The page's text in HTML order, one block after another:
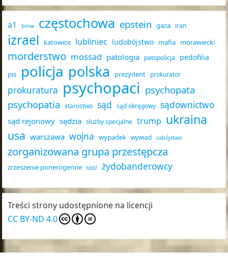
a1 bmw częstochowa epstein gaza iran
izrael katowice lubliniec ludobójstwo mafia morawiecki
morderstwo mossad patologia patopolicja pedofilia
pis policja polska prezydent prokurator
prokuratura psychopaci psychopata
psychopatia
starostwo sąd sąd okręgowy sądownictwo
sąd rejonowy sędzia służby specjalne trump ukraina
usa warszawa wojna wypadek wywiad zabójstwo
zorganizowana grupa przestępcza
zrzeszenie ponerogenne łódź żydobanderowcy
Treści strony udostępnione na licencji
CC BY-ND 4.0